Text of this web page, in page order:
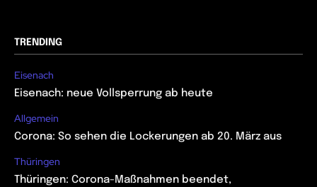
TRENDING
Eisenach
Eisenach: neue Vollsperrung ab heute
Allgemein
Corona: So sehen die Lockerungen ab 20. März aus
Thüringen
Thüringen: Corona-Maßnahmen beendet,